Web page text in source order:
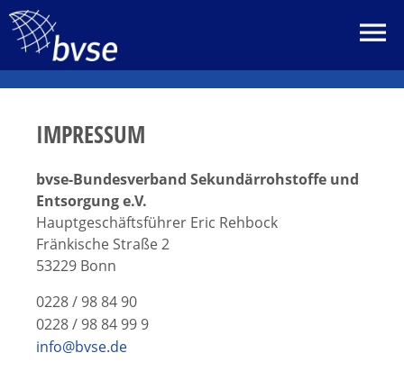
IMPRESSUM
bvse-Bundesverband Sekundärrohstoffe und
Entsorgung e.V.
Hauptgeschäftsführer Eric Rehbock
Fränkische Straße 2
53229 Bonn
0228 / 98 84 90
0228 / 98 84 99 9
info@bvse.de